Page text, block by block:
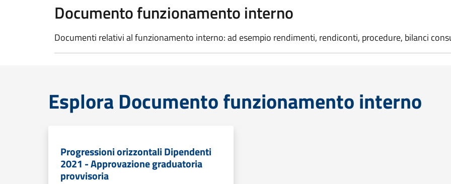
Documento funzionamento interno
Documenti relativi al funzionamento interno: ad esempio rendimenti, rendiconti, procedure, bilanci
Esplora Documento funzionamento interno
Progressioni orizzontali Dipendenti
2021 - Approvazione graduatoria
provvisoria